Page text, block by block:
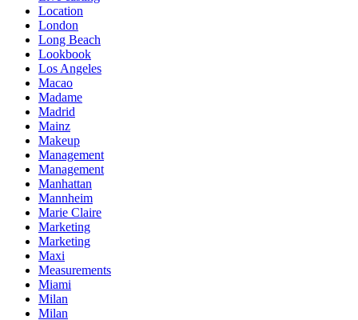
Location
London
Long Beach
Lookbook
Los Angeles
Macao
Madame
Madrid
Mainz
Makeup
Management
Management
Manhattan
Mannheim
Marie Claire
Marketing
Marketing
Maxi
Measurements
Miami
Milan
Milan